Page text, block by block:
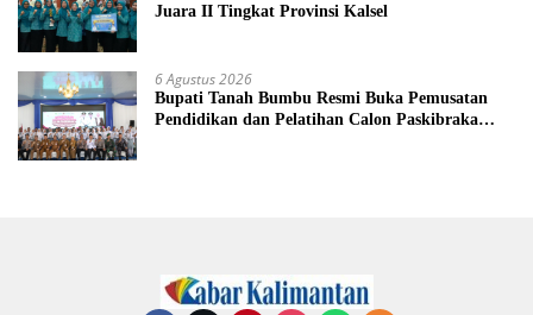
Juara II Tingkat Provinsi Kalsel
6 Agustus 2026
Bupati Tanah Bumbu Resmi Buka Pemusatan
Pendidikan dan Pelatihan Calon Paskibraka